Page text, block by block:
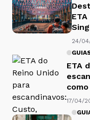
24/
ETA
17/04/